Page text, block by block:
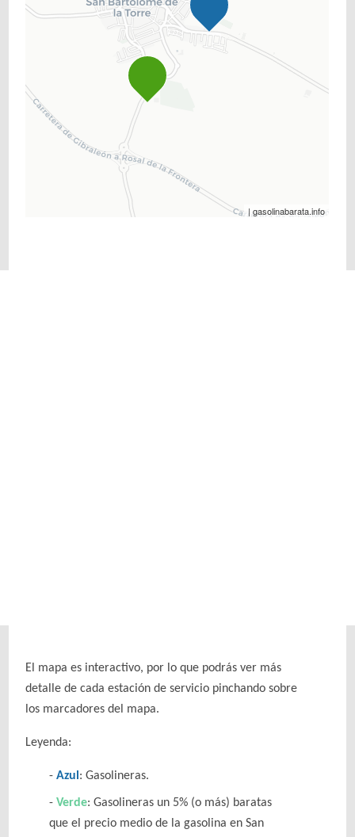
| gasolinabarata.info
El mapa es interactivo, por lo que podrás ver más
detalle de cada estación de servicio pinchando sobre
los marcadores del mapa.
Leyenda:
Azul : Gasolineras.
Verde: Gasolineras un 5% (o más) baratas
que el precio medio de la gasolina en San